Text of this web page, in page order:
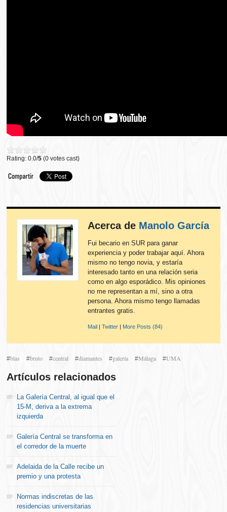
Rating: 0.0/5 (0 votes cast)
Acerca de Manolo García
Fui becario en SUR para ganar
experiencia y poder trabajar aquí. Ahora
mismo no tengo novia, y estaría
interesado tanto en una relación seria
como en algo esporádico. Mis opiniones
no me representan a mí, sino a otra
persona. Ahora mismo tengo llamadas
entrantes gratis.
Mail |Twitter | More Posts (84)
#blas #bruto #central #diamantes #galería #Málaga #UMA
Artículos relacionados
La Galería Central, al igual que el
15-M, deriva a la extrema
izquierda
Galería Central se transforma en
el corredor de la muerte
Adelaida de la Calle recibe un
premio y una protesta
Normas indiscretas de las
residencias universitarias